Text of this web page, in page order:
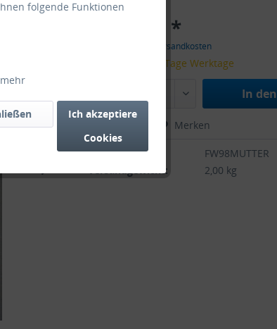
175,00 € *
zzgl. Versandkosten
Lieferzeit 1-2 Tage Werktage
In den
Merken
Artikel-Nr.:
FW98MUTTER
Versandgewicht:
2,00 kg
folgende Funktionen
Ich akzeptiere
Cookies